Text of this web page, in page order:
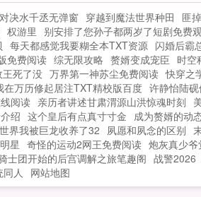
恶的嘴
决水千丞无弹窗 穿越到魔法世界种田 匪掉
权游里 别安排了您孙子都两岁了短剧免费
每天都感觉我要糊全本TXT资源 闪婚后霸
免费阅读 综无限攻略 赘婿变成宠臣 时空
王死了没 万界第一神苏尘免费阅读 快穿之
在万历修起居注TXT精校版百度 许静怡陆
阅读 亲历者讲述甘肃渭源山洪惊魂时刻
绍 这个皇后有点真寸寸金 成为赘婿的动
界我被巨龙收养了32 夙愿和夙念的区别
星 奇怪的运动2网王免费阅读 炮灰真少
士团开始的后宫调解之旅笔趣阁 战警2026
同人 网站地图